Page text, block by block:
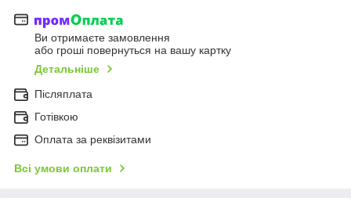
Ви отримаєте замовлення
або гроші повернуться на вашу картку
Детальніше
Післяплата
Готівкою
Оплата за реквізитами
Всі умови оплати